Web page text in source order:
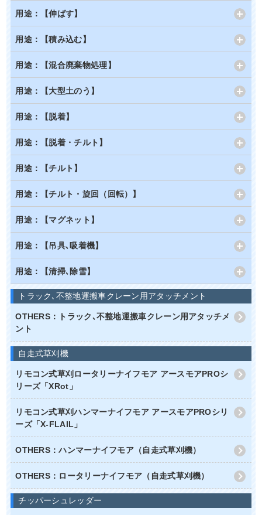
用途：【伸ばす】
用途：【積み込む】
用途：【混合廃棄物処理】
用途：【大型土のう】
用途：【脱着】
用途：【脱着・チルト】
用途：【チルト】
用途：【チルト・旋回（回転）】
用途：【マグネット】
用途：【吊具､吸着機】
用途：【清掃､除雪】
トラック､不整地運搬車クレーン用アタッチメント
OTHERS：トラック､不整地運搬車クレーン用アタッチメ
ント
自走式草刈機
リモコン式草刈ロータリーナイフモア アースモアPROシ
リーズ「XRot」
リモコン式草刈ハンマーナイフモア アースモアPROシリ
ーズ「X-FLAIL」
OTHERS：ハンマーナイフモア（自走式草刈機）
OTHERS：ロータリーナイフモア（自走式草刈機）
チッパーシュレッダー